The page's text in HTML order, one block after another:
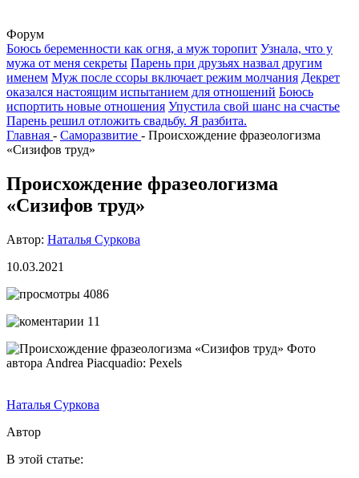
Форум
Боюсь беременности как огня, а муж торопит Узнала, что у
мужа от меня секреты Парень при друзьях назвал другим
именем Муж после ссоры включает режим молчания Декрет
оказался настоящим испытанием для отношений Боюсь
испортить новые отношения Упустила свой шанс на счастье
Парень решил отложить свадьбу. Я разбита.
Главная - Саморазвитие - Происхождение фразеологизма
«Сизифов труд»
Происхождение фразеологизма
«Сизифов труд»
Автор: Наталья Суркова
10.03.2021
4086
11
Фото
автора Andrea Piacquadio: Pexels
Наталья Суркова
Автор
В этой статье: